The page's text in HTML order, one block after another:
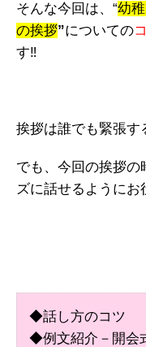
そんな今回は、“幼
の挨拶”についての
す‼
挨拶は誰でも緊張す
でも、今回の挨拶の
ズに話せるようにお
◆話し方のコツ
◆例文紹介－開会